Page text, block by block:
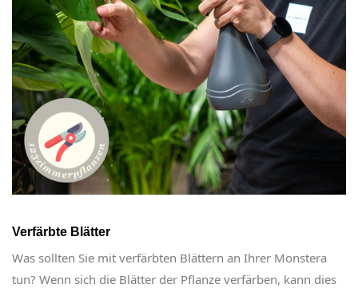
Verfärbte Blätter
Was sollten Sie mit verfärbten Blättern an Ihrer Monstera
tun? Wenn sich die Blätter der Pflanze verfärben, kann dies